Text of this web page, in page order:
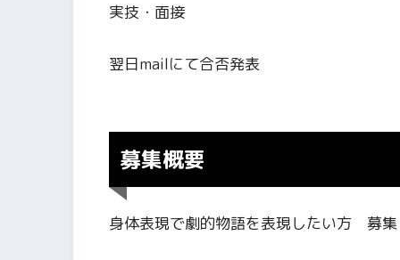
実技・面接
翌日mailにて合否発表
募集概要
身体表現で劇的物語を表現したい方 募集